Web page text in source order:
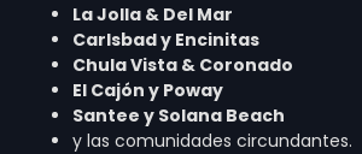
La Jolla & Del Mar
Carlsbad y Encinitas
Chula Vista & Coronado
El Cajón y Poway
Santee y Solana Beach
y las comunidades circundantes.